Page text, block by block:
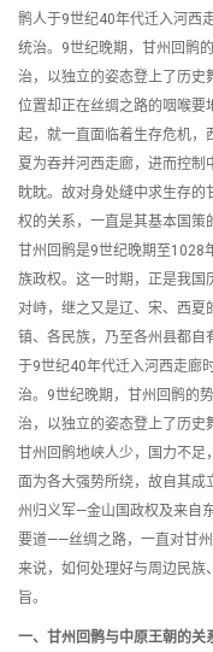
鹘人于9世纪40年代迁入河西
统治。9世纪晚期，甘州回鹘
治，以独立的姿态登上了历史
位置却正在丝绸之路的咽喉要
起，就一直面临着生存危机
夏为吞并河西走廊，进而控
眈眈。故对身处缝中求生存
权的关系，一直是其基本国策
甘州回鹘是9世纪晚期至1028
族政权。这一时期，正是我国
对峙，继之又是辽、宋、西
镇、各民族，乃至各州县都自
于9世纪40年代迁入河西走廊
治。9世纪晚期，甘州回鹘的
治，以独立的姿态登上了历史
甘州回鹘地峡人少，国力不足
面为各大强势所绕，故自其
州归义军—金山国政权及来自
要道——丝绸之路，一直对甘
来说，如何处理好与周边民族
旨。
一、甘州回鹘与中原王朝的关